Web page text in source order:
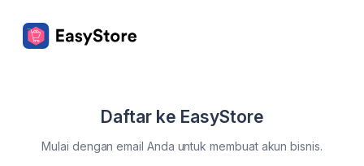
Daftar ke EasyStore
Mulai dengan email Anda untuk membuat akun bisnis.